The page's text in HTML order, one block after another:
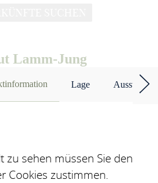
Lamm-Jung
Lage
zu sehen müssen Sie den
Cookies zustimmen.